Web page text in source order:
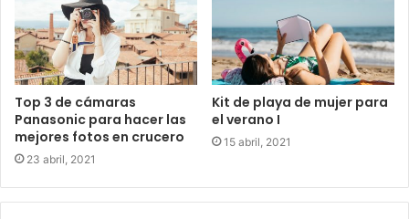
Top 3 de cámaras
Panasonic para hacer las
mejores fotos en crucero
23 abril, 2021
Kit de playa de mujer para
el verano I
15 abril, 2021